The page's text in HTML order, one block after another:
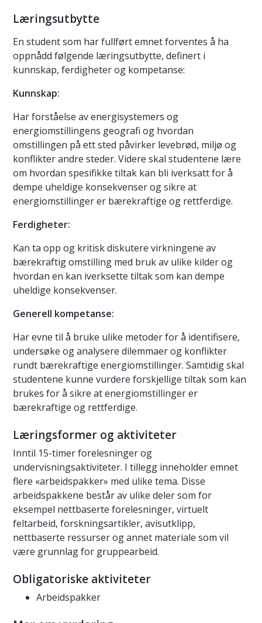
Læringsutbytte
En student som har fullført emnet forventes å ha
oppnådd følgende læringsutbytte, definert i
kunnskap, ferdigheter og kompetanse:
Kunnskap:
Har forståelse av energisystemers og
energiomstillingens geografi og hvordan
omstillingen på ett sted påvirker levebrød, miljø og
konflikter andre steder. Videre skal studentene lære
om hvordan spesifikke tiltak kan bli iverksatt for å
dempe uheldige konsekvenser og sikre at
energiomstillinger er bærekraftige og rettferdige.
Ferdigheter:
Kan ta opp og kritisk diskutere virkningene av
bærekraftig omstilling med bruk av ulike kilder og
hvordan en kan iverksette tiltak som kan dempe
uheldige konsekvenser.
Generell kompetanse:
Har evne til å bruke ulike metoder for å identifisere,
undersøke og analysere dilemmaer og konflikter
rundt bærekraftige energiomstillinger. Samtidig skal
studentene kunne vurdere forskjellige tiltak som kan
brukes for å sikre at energiomstillinger er
bærekraftige og rettferdige.
Læringsformer og aktiviteter
Inntil 15-timer forelesninger og
undervisningsaktiviteter. I tillegg inneholder emnet
flere «arbeidspakker» med ulike tema. Disse
arbeidspakkene består av ulike deler som for
eksempel nettbaserte forelesninger, virtuelt
feltarbeid, forskningsartikler, avisutklipp,
nettbaserte ressurser og annet materiale som vil
være grunnlag for gruppearbeid.
Obligatoriske aktiviteter
Arbeidspakker